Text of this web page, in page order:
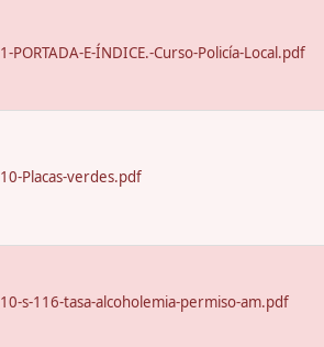
1-PORTADA-E-ÍNDICE.-Curso-Policía-Local.pdf
10-Placas-verdes.pdf
10-s-116-tasa-alcoholemia-permiso-am.pdf